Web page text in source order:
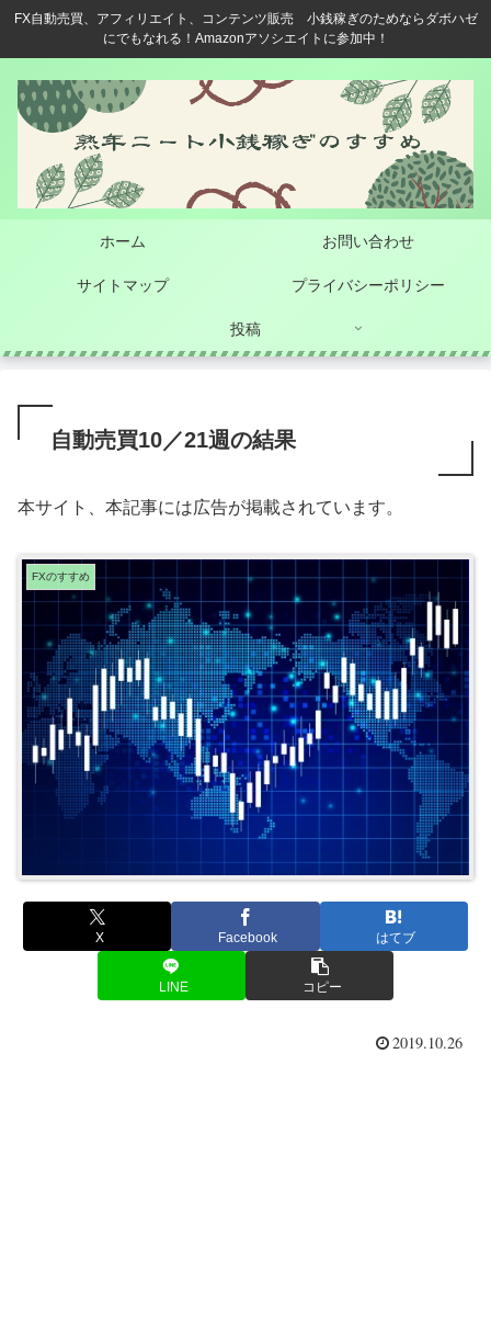
FX自動売買、アフィリエイト、コンテンツ販売 小銭稼ぎのためならダボハゼ
にでもなれる！Amazonアソシエイトに参加中！
ホーム お問い合わせ
サイトマップ プライバシーポリシー
投稿
自動売買10／21週の結果
本サイト、本記事には広告が掲載されています。
FXのすすめ
X Facebook はてブ
LINE コピー
2019.10.26